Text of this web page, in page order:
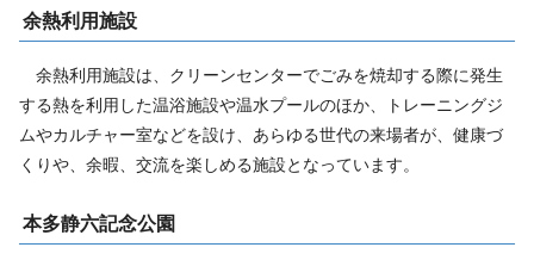
余熱利用施設
余熱利用施設は、クリーンセンターでごみを焼却する際に発生
する熱を利用した温浴施設や温水プールのほか、トレーニングジ
ムやカルチャー室などを設け、あらゆる世代の来場者が、健康づ
くりや、余暇、交流を楽しめる施設となっています。
本多静六記念公園